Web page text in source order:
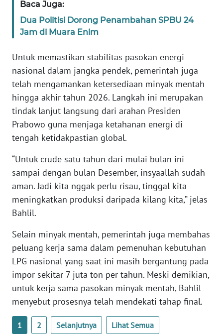
Baca Juga:
Dua Politisi Dorong Penambahan SPBU 24
Jam di Muara Enim
Untuk memastikan stabilitas pasokan energi
nasional dalam jangka pendek, pemerintah juga
telah mengamankan ketersediaan minyak mentah
hingga akhir tahun 2026. Langkah ini merupakan
tindak lanjut langsung dari arahan Presiden
Prabowo guna menjaga ketahanan energi di
tengah ketidakpastian global.
“Untuk crude satu tahun dari mulai bulan ini
sampai dengan bulan Desember, insyaallah sudah
aman. Jadi kita nggak perlu risau, tinggal kita
meningkatkan produksi daripada kilang kita,” jelas
Bahlil.
Selain minyak mentah, pemerintah juga membahas
peluang kerja sama dalam pemenuhan kebutuhan
LPG nasional yang saat ini masih bergantung pada
impor sekitar 7 juta ton per tahun. Meski demikian,
untuk kerja sama pasokan minyak mentah, Bahlil
menyebut prosesnya telah mendekati tahap final.
1 2 Selanjutnya Lihat Semua
WN
PAPUA
PAPUA
BARAT
RIAU
WN
SERAMBI
JAMBI
WN
SULTRA
WN
NTB
WN
SULTENG
SULBAR